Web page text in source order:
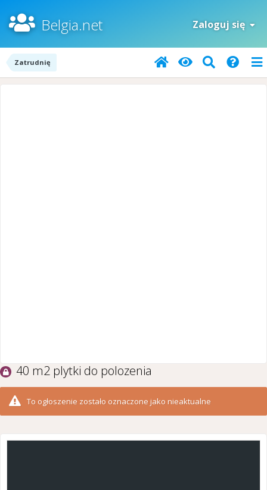
Belgia.net Zaloguj się
Zatrudnię
40 m2 plytki do polozenia
To ogłoszenie zostało oznaczone jako nieaktualne